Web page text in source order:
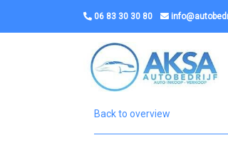
06 83 30 30 80
Back to overview